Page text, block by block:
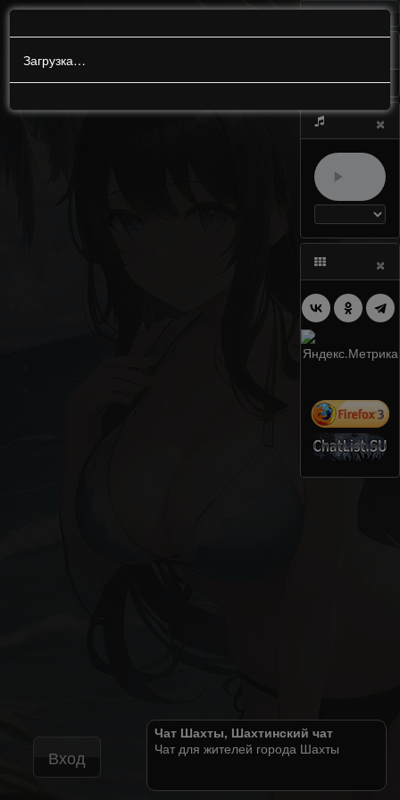
Загрузка…
МЕНЮ
×
×
Вход
Чат Шахты, Шахтинский чат
Чат для жителей города Шахты